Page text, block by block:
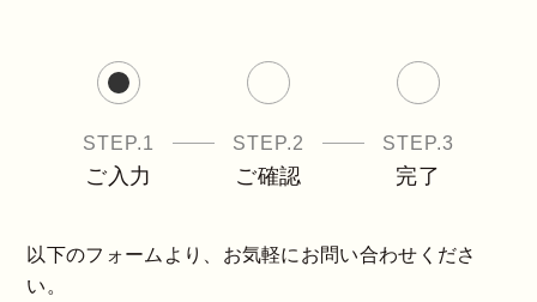
STEP.1
ご入力
STEP.2
ご確認
STEP.3
完了
以下のフォームより、お気軽にお問い合わせくださ
い。